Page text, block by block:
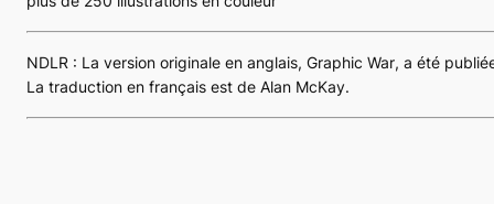
NDLR : La version originale en anglais, Graphic War, a été
La traduction en français est de Alan McKay.